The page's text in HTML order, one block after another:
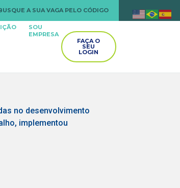
A SUA VAGA PELO CÓDIGO
SOU
EMPRESA
FAÇA O
SEU
LOGIN
no desenvolvimento
implementou